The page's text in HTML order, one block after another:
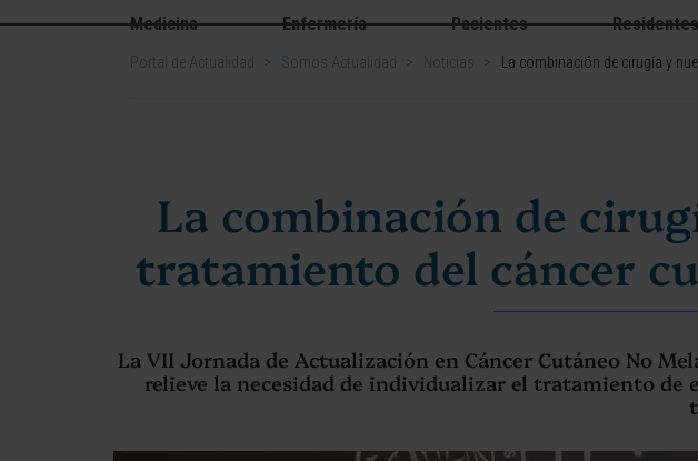
Medicina
Enfermería
Pacientes
Portal de Actualidad > Somos Actualidad > Noticias > La combinación de cirugía y
La combinación de
tratamiento del cáncer
La VII Jornada de Actualización en Cáncer Cutáneo No
relieve la necesidad de individualizar el tratamiento de